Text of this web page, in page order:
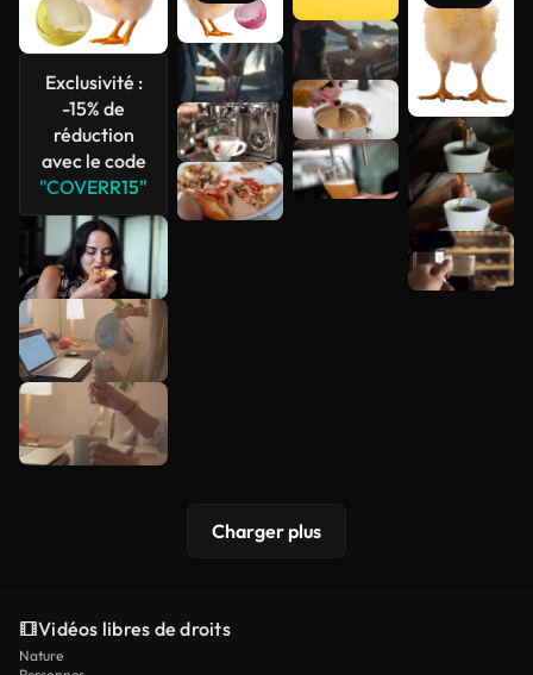
Exclusivité :
-15% de
réduction
avec le code
"COVERR15"
Voir plus
Charger plus
Vidéos libres de droits
Nature